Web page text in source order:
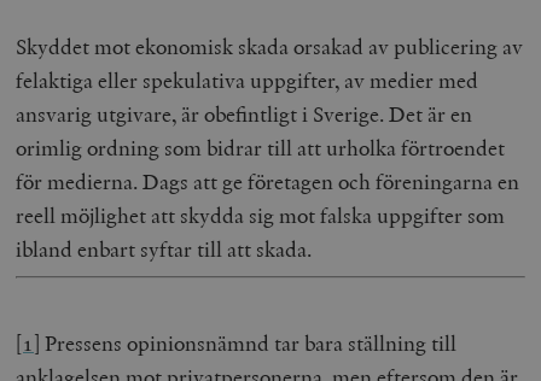
Skyddet mot ekonomisk skada orsakad av publicering av
felaktiga eller spekulativa uppgifter, av medier med
ansvarig utgivare, är obefintligt i Sverige. Det är en
orimlig ordning som bidrar till att urholka förtroendet
för medierna. Dags att ge företagen och föreningarna en
reell möjlighet att skydda sig mot falska uppgifter som
ibland enbart syftar till att skada.
[1] Pressens opinionsnämnd tar bara ställning till